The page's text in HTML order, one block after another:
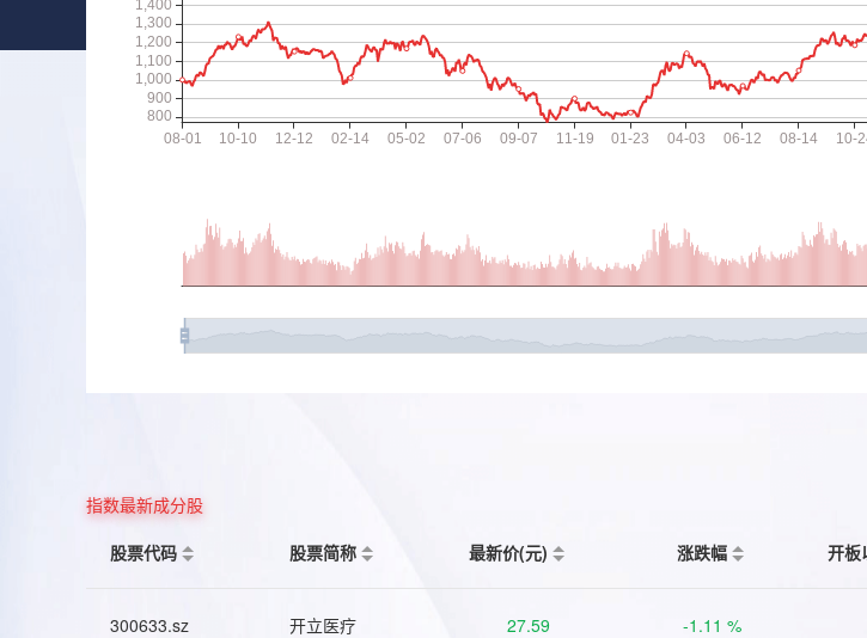
指数最新成分股
股票代码
股票简称 最新价(元) 涨跌幅 开板
300633.sz 开立医疗 27.59 -1.11 %